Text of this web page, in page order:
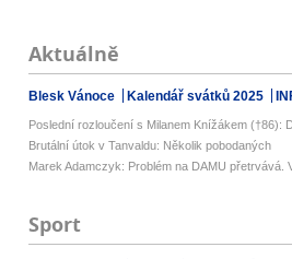
Aktuálně
Blesk Vánoce Kalendář svátků 2025
Poslední rozloučení s Milanem Knížákem (†86):
Brutální útok v Tanvaldu: Několik pobodaných
Marek Adamczyk: Problém na DAMU přetrvává.
Sport